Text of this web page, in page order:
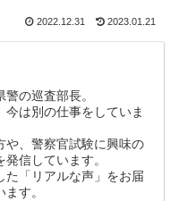
2022.12.31 2023.01.21
の巡査部長。
今は別の仕事をしていま
や、警察官試験に興味の
信しています。
た「リアルな声」をお届
す。